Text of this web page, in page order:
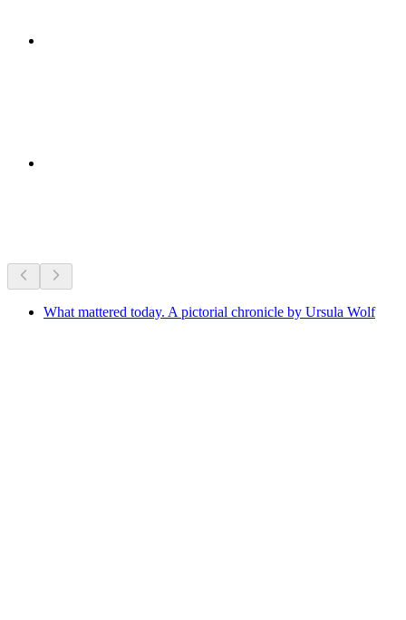
What mattered today. A pictorial chronicle by Ursula Wolf